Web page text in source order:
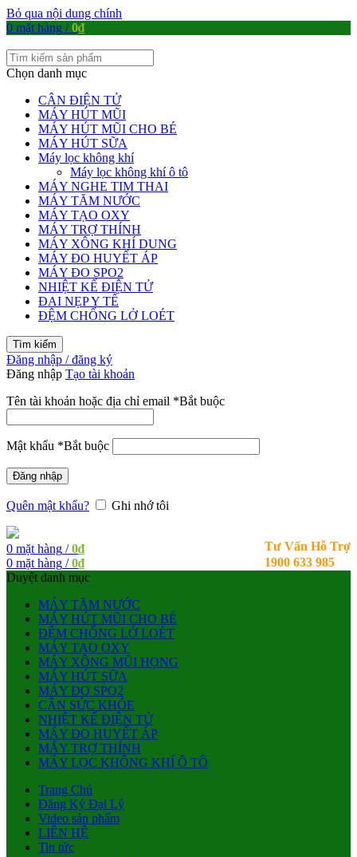
Bỏ qua nội dung chính
0 mặt hàng / 0₫
Chọn danh mục
CÂN ĐIỆN TỬ
MÁY HÚT MŨI
MÁY HÚT MŨI CHO BÉ
MÁY HÚT SỮA
Máy lọc không khí
Máy lọc không khí ô tô
MÁY NGHE TIM THAI
MÁY TĂM NƯỚC
MÁY TẠO OXY
MÁY TRỢ THÍNH
MÁY XÔNG KHÍ DUNG
MÁY ĐO HUYẾT ÁP
MÁY ĐO SPO2
NHIỆT KẾ ĐIỆN TỬ
ĐAI NẸP Y TẾ
ĐỆM CHỐNG LỞ LOÉT
Tìm kiếm
Đăng nhập / đăng ký
Đăng nhập Tạo tài khoản
Tên tài khoản hoặc địa chỉ email *Bắt buộc
Mật khẩu *Bắt buộc
Đăng nhập
Quên mật khẩu? Ghi nhớ tôi
Tư Vấn Hỗ Trợ
1900 633 985
0 mặt hàng / 0₫
0 mặt hàng / 0₫
Duyệt danh mục
MÁY TĂM NƯỚC
MÁY HÚT MŨI CHO BÉ
ĐỆM CHỐNG LỞ LOÉT
MÁY TẠO OXY
MÁY XÔNG MŨI HỌNG
MÁY HÚT SỮA
MÁY ĐO SPO2
CÂN SỨC KHỎE
NHIỆT KẾ ĐIỆN TỬ
MÁY ĐO HUYẾT ÁP
MÁY TRỢ THÍNH
MÁY LỌC KHÔNG KHÍ Ô TÔ
Trang Chủ
Đăng Ký Đại Lý
Video sản phẩm
LIÊN HỆ
Tin tức